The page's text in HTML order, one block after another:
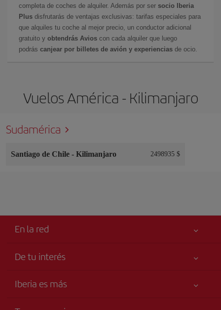
completa de coches de alquiler. Además por ser socio Iberia
Plus disfrutarás de ventajas exclusivas: tarifas especiales para
que alquiles tu coche al mejor precio, un conductor adicional
gratuito y obtendrás Avios con cada alquiler que luego
podrás canjear por billetes de avión y experiencias de ocio.
Vuelos América - Kilimanjaro
Sudamérica
Santiago de Chile - Kilimanjaro 2498935 $
En la red
De tu interés
Accesibilidad
Iberia es más